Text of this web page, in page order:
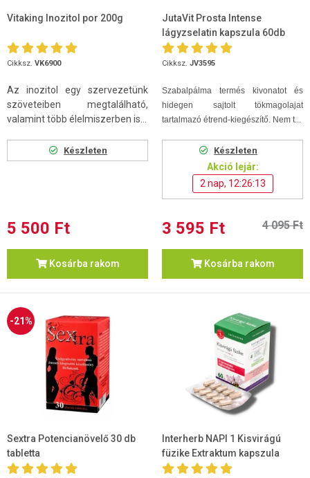
Vitaking Inozitol por 200g
Cikksz. VK6900
Az inozitol egy szervezetünk
szöveteiben megtalálható,
valamint több élelmiszerben is...
Készleten
5 500 Ft
Kosárba rakom
JutaVit Prosta Intense
lágyzselatin kapszula 60db
Cikksz. JV3595
Szabalpálma termés kivonatot és
hidegen sajtolt tökmagolajat
tartalmazó étrend-kiegészítő. Nem t...
Készleten
Akció lejár:
2 nap, 12:26:12
3 595 Ft 4 095 Ft
Kosárba rakom
-21%
Sextra Potencianövelő 30 db
tabletta
Interherb NAPI 1 Kisvirágú
füzike Extraktum kapszula
60db